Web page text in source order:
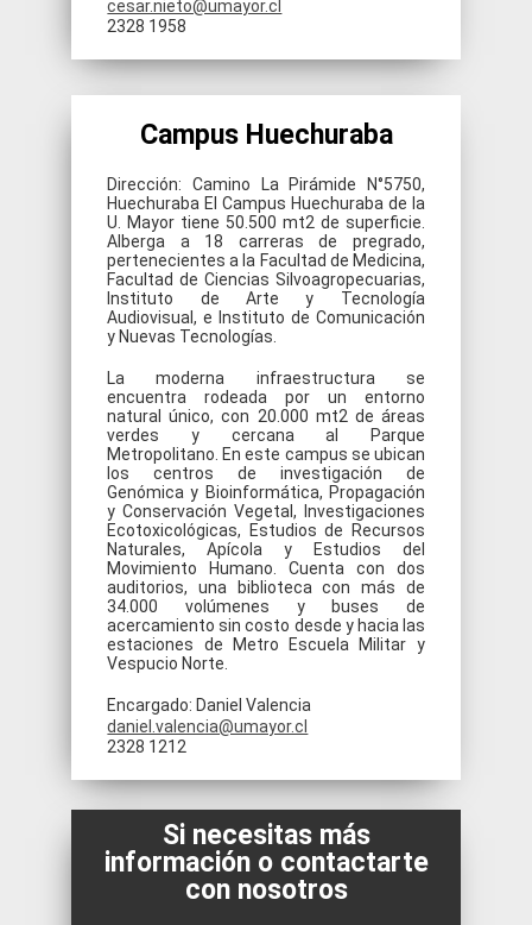
cesar.nieto@umayor.cl
2328 1958
Campus Huechuraba
Dirección: Camino La Pirámide N°5750,
Huechuraba El Campus Huechuraba de la
U. Mayor tiene 50.500 mt2 de superficie.
Alberga a 18 carreras de pregrado,
pertenecientes a la Facultad de Medicina,
Facultad de Ciencias Silvoagropecuarias,
Instituto de Arte y Tecnología
Audiovisual, e Instituto de Comunicación
y Nuevas Tecnologías.
La moderna infraestructura se
encuentra rodeada por un entorno
natural único, con 20.000 mt2 de áreas
verdes y cercana al Parque
Metropolitano. En este campus se ubican
los centros de investigación de
Genómica y Bioinformática, Propagación
y Conservación Vegetal, Investigaciones
Ecotoxicológicas, Estudios de Recursos
Naturales, Apícola y Estudios del
Movimiento Humano. Cuenta con dos
auditorios, una biblioteca con más de
34.000 volúmenes y buses de
acercamiento sin costo desde y hacia las
estaciones de Metro Escuela Militar y
Vespucio Norte.
Encargado: Daniel Valencia
daniel.valencia@umayor.cl
2328 1212
Si necesitas más
información o contactarte
con nosotros